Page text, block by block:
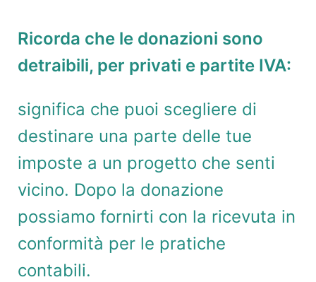
Ricorda che le donazioni sono
detraibili, per privati e partite IVA:
significa che puoi scegliere di
destinare una parte delle tue
imposte a un progetto che senti
vicino. Dopo la donazione
possiamo fornirti con la ricevuta in
conformità per le pratiche
contabili.